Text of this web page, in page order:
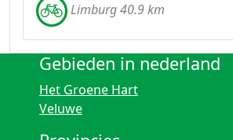
Limburg 40.9 km
Gebieden in nederland
Het Groene Hart
Veluwe